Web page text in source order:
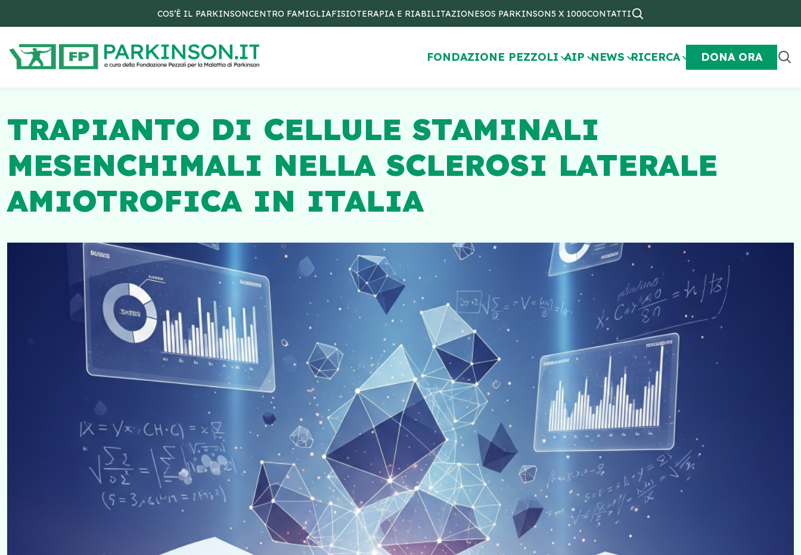
COS’È IL PARKINSONCENTRO FAMIGLIAFISIOTERAPIA E RIABILITAZIONESOS PARKINSON5 X 1000CONTATTI
FONDAZIONE PEZZOLI AIP NEWS RICERCA DONA ORA
TRAPIANTO DI CELLULE STAMINALI
MESENCHIMALI NELLA SCLEROSI LATERALE
AMIOTROFICA IN ITALIA